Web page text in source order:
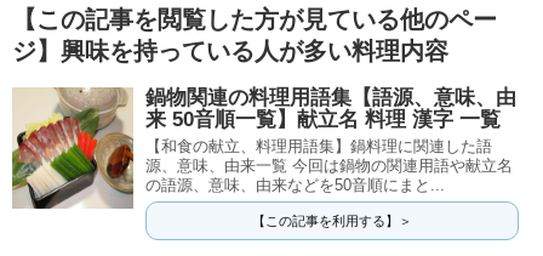
【この記事を閲覧した方が見ている他のペー
ジ】興味を持っている人が多い料理内容
鍋物関連の料理用語集【語源、意味、由
来 50音順一覧】献立名 料理 漢字 一覧
【和食の献立、料理用語集】鍋料理に関連した語
源、意味、由来一覧 今回は鍋物の関連用語や献立名
の語源、意味、由来などを50音順にまと...
【この記事を利用する】＞